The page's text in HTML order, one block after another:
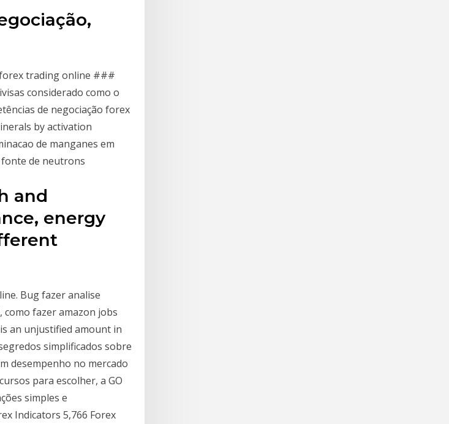
trading online ###
considerado como o
de negociação forex
by activation
de manganes em
de neutrons
and
energy
Bug fazer analise
como fazer amazon jobs
an unjustified amount in
simplificados sobre
desempenho no mercado
para escolher, a GO
simples e
Indicators 5,766 Forex